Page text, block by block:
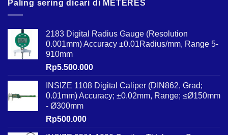
Paling sering dicari di METERES
2183 Digital Radius Gauge (Resolution
0.001mm) Accuracy ±0.01Radius/mm, Range 5-
910mm
Rp5.500.000
INSIZE 1108 Digital Caliper (DIN862, Grad;
0.01mm) Accuracy; ±0.02mm, Range; ≤Ø150mm
- Ø300mm
Rp500.000